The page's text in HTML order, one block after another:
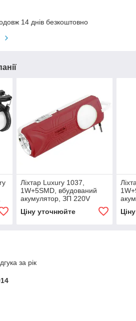
14 днів безкоштовно
Ліхтар Luxury 1037,
1W+5SMD, вбудований
акумулятор, ЗП 220V
Ціну уточнюйте
за рік